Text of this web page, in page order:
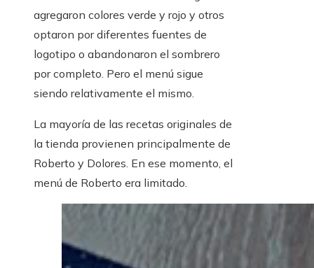
agregaron colores verde y rojo y otros
optaron por diferentes fuentes de
logotipo o abandonaron el sombrero
por completo. Pero el menú sigue
siendo relativamente el mismo.
La mayoría de las recetas originales de
la tienda provienen principalmente de
Roberto y Dolores. En ese momento, el
menú de Roberto era limitado.